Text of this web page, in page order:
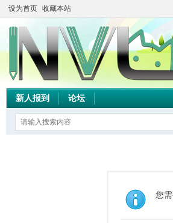
设为首页 收藏本站
新人报到 论坛
您